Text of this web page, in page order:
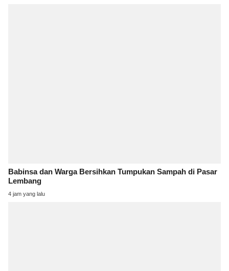
Babinsa dan Warga Bersihkan Tumpukan Sampah di Pasar
Lembang
4 jam yang lalu